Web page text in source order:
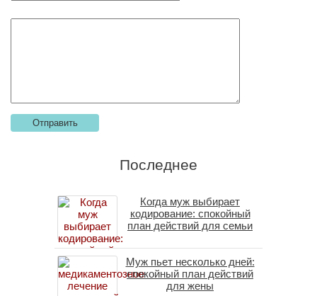
Последнее
Когда муж выбирает
кодирование: спокойный
план действий для семьи
Муж пьет несколько дней:
спокойный план действий
для жены